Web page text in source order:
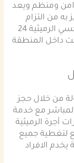
امن ومنظم ويعد
به من التزام
بالمواعيد ودقة الوصول كما يعمل تاكسي الرميثية 24
داخل المنطقة
من خلال حجز
المباشر مع خدمة
أجرة الرميثية
لتغطية جميع
الافراد